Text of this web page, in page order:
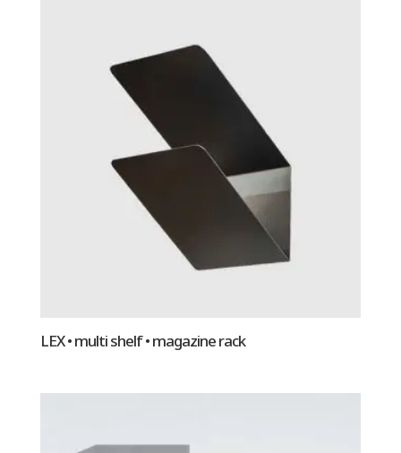
LEX • multi shelf • magazine rack